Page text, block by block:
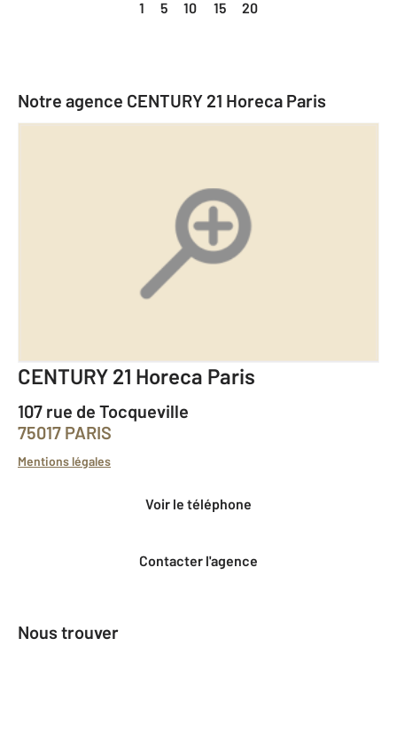
1 5 10 15 20
Notre agence CENTURY 21 Horeca Paris
CENTURY 21 Horeca Paris
107 rue de Tocqueville
75017 PARIS
Mentions légales
Voir le téléphone
Contacter l'agence
Nous trouver